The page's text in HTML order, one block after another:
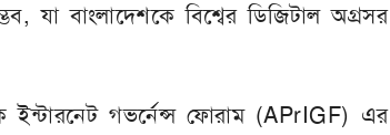
যা বাংলাদেশকে বিশ্বের ডিজিটাল অগ্রসর
গভর্নেন্স ফোরাম (APrIGF) এর